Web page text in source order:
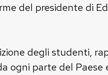
del presidente di
degli studenti,
ogni parte del Paese